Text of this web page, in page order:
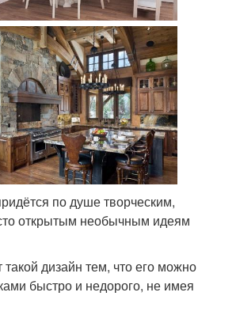
по душе творческим,
открытым необычным идеям
дизайн тем, что его можно
быстро и недорого, не имея